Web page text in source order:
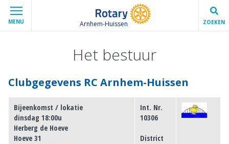
MENU Arnhem-Huissen ZOEKEN
Het bestuur
Clubgegevens RC Arnhem-Huissen
Bijeenkomst / lokatie
dinsdag 18:00u
Herberg de Hoeve
Hoeve 31
Int. Nr.
10306
District